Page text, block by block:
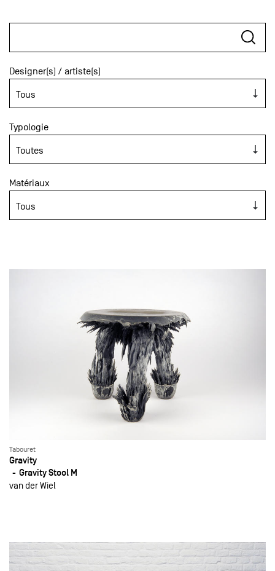
Designer(s) / artiste(s)
Typologie
Matériaux
Tabouret
Gravity
Gravity Stool M
van der Wiel